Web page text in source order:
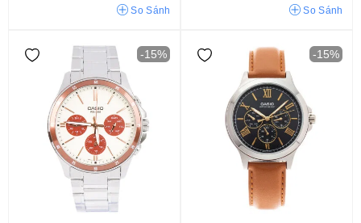
Năng lượng ánh sáng
So Sánh So Sánh
-15% -15%